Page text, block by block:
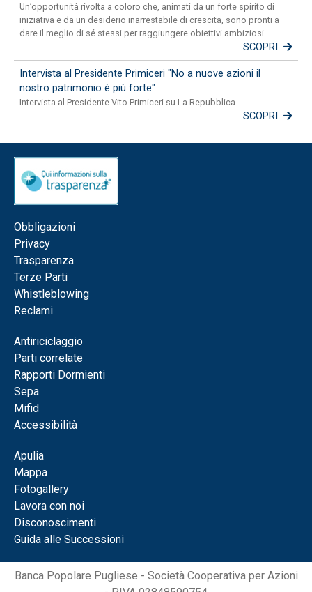
Un’opportunità rivolta a coloro che, animati da un forte spirito di
iniziativa e da un desiderio inarrestabile di crescita, sono pronti a
dare il meglio di sé stessi per raggiungere obiettivi ambiziosi.
SCOPRI
Intervista al Presidente Primiceri "No a nuove azioni il
nostro patrimonio è più forte"
Intervista al Presidente Vito Primiceri su La Repubblica.
SCOPRI
Obbligazioni
Privacy
Trasparenza
Terze Parti
Whistleblowing
Reclami
Antiriciclaggio
Parti correlate
Rapporti Dormienti
Sepa
Mifid
Accessibilità
Apulia
Mappa
Fotogallery
Lavora con noi
Disconoscimenti
Guida alle Successioni
Banca Popolare Pugliese - Società Cooperativa per Azioni